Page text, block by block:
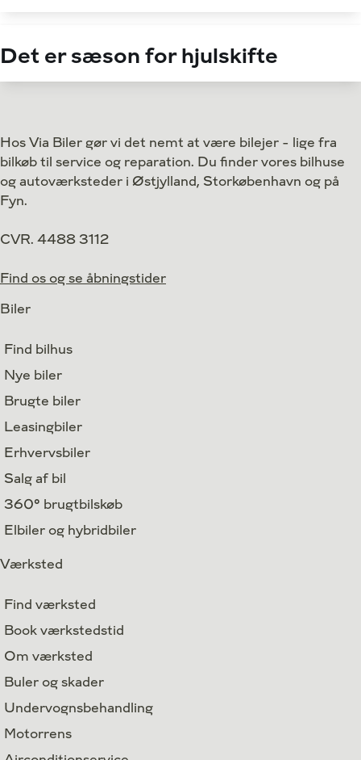
Det er sæson for hjulskifte
Hos Via Biler gør vi det nemt at være bilejer - lige fra
bilkøb til service og reparation. Du finder vores bilhuse
og autoværksteder i Østjylland, Storkøbenhavn og på
Fyn.
CVR. 4488 3112
Find os og se åbningstider
Biler
Find bilhus
Nye biler
Brugte biler
Leasingbiler
Erhvervsbiler
Salg af bil
360° brugtbilskøb
Elbiler og hybridbiler
Værksted
Find værksted
Book værkstedstid
Om værksted
Buler og skader
Undervognsbehandling
Motorrens